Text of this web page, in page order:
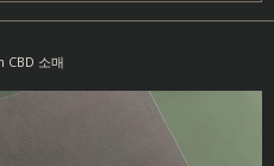
CBD 소매